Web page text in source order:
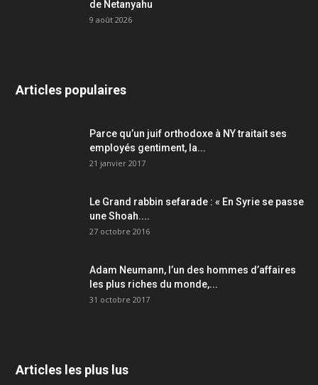
de Netanyahu
9 août 2026
Articles populaires
Parce qu’un juif orthodoxe à NY traitait ses
employés gentiment, la...
21 janvier 2017
Le Grand rabbin sefarade : « En Syrie se passe
une Shoah....
27 octobre 2016
Adam Neumann, l’un des hommes d’affaires
les plus riches du monde,...
31 octobre 2017
Articles les plus lus